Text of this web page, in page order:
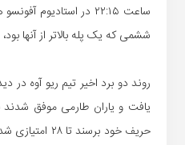
ساعت ۲۲:۱۵ در استادیوم
ششمی که یک پله بالاتر از آنها
روند دو برد اخیر تیم ریو آوه در
حریف خود